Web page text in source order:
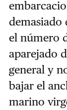
el número
aparejado
general y
bajar el
marino